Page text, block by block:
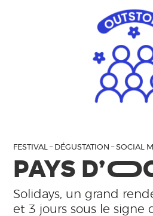
FESTIVAL – DÉGUSTATION – SOCIAL
PAYS D’O
Solidays, un grand
et 3 jours sous le signe